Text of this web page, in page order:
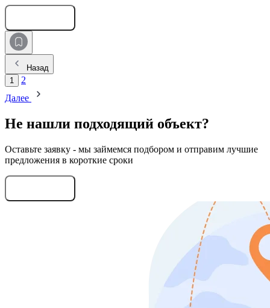
Назад
1
2
Далее
Не нашли подходящий объект?
Оставьте заявку - мы займемся подбором и отправим лучшие
предложения в короткие сроки